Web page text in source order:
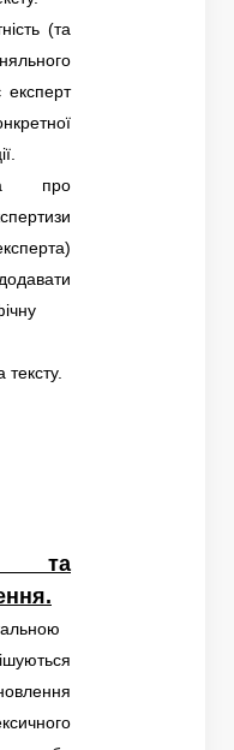
(та
експерт
про
тексту.
та